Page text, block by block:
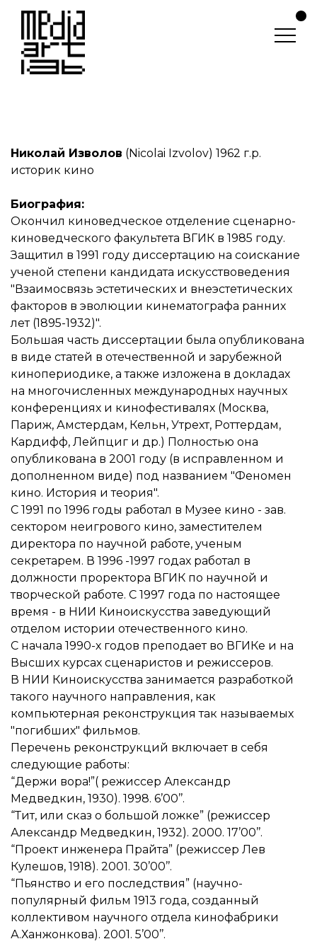
Николай Изволов (Nicolai Izvolov) 1962 г.р.
историк кино
Биография:
Окончил киноведческое отделение сценарно-
киноведческого факультета ВГИК в 1985 году.
Защитил в 1991 году диссертацию на соискание
ученой степени кандидата искусствоведения
"Взаимосвязь эстетических и внеэстетических
факторов в эволюции кинематографа ранних
лет (1895-1932)".
Большая часть диссертации была опубликована
в виде статей в отечественной и зарубежной
кинопериодике, а также изложена в докладах
на многочисленных международных научных
конференциях и кинофестивалях (Москва,
Париж, Амстердам, Кельн, Утрехт, Роттердам,
Кардифф, Лейпциг и др.) Полностью она
опубликована в 2001 году (в исправленном и
дополненном виде) под названием "Феномен
кино. История и теория".
С 1991 по 1996 годы работал в Музее кино - зав.
сектором неигрового кино, заместителем
директора по научной работе, ученым
секретарем. В 1996 -1997 годах работал в
должности проректора ВГИК по научной и
творческой работе. С 1997 года по настоящее
время - в НИИ Киноискусства заведующий
отделом истории отечественного кино.
С начала 1990-х годов преподает во ВГИКе и на
Высших курсах сценаристов и режиссеров.
В НИИ Киноискусства занимается разработкой
такого научного направления, как
компьютерная реконструкция так называемых
"погибших" фильмов.
Перечень реконструкций включает в себя
следующие работы:
“Держи вора!”( режиссер Александр
Медведкин, 1930). 1998. 6’00’’.
“Тит, или сказ о большой ложке” (режиссер
Александр Медведкин, 1932). 2000. 17’00’’.
“Проект инженера Прайта” (режиссер Лев
Кулешов, 1918). 2001. 30’00’’.
“Пьянство и его последствия” (научно-
популярный фильм 1913 года, созданный
коллективом научного отдела кинофабрики
А.Ханжонкова). 2001. 5’00’’.